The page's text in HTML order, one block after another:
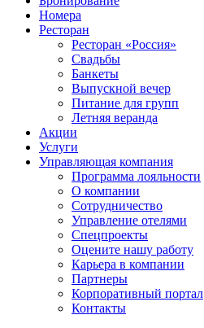
Номера
Ресторан
Ресторан «Россия»
Свадьбы
Банкеты
Выпускной вечер
Питание для групп
Летняя веранда
Акции
Услуги
Управляющая компания
Программа лояльности
О компании
Сотрудничество
Управление отелями
Спецпроекты
Оцените нашу работу
Карьера в компании
Партнеры
Корпоративный портал
Контакты